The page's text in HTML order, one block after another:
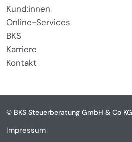
Kund:innen
Online-Services
BKS
Karriere
Kontakt
© BKS Steuerberatung GmbH & Co KG
Impressum